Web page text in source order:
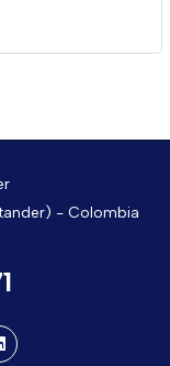
- Colombia